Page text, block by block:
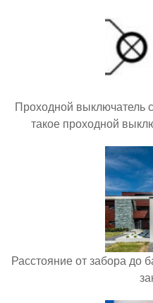
Проходной выключатель
такое проходной
Расстояние от забора до